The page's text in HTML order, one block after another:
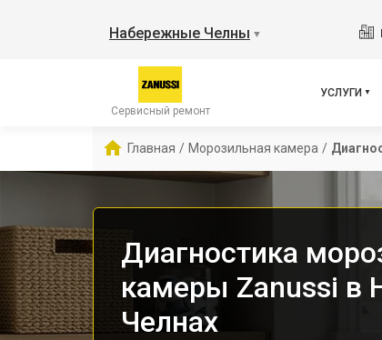
Набережные Челны ▼
Сервисный ремонт
УСЛУГИ
Главная / Морозильная камера /
Диагностика
камеры Zanussi в
Челнах